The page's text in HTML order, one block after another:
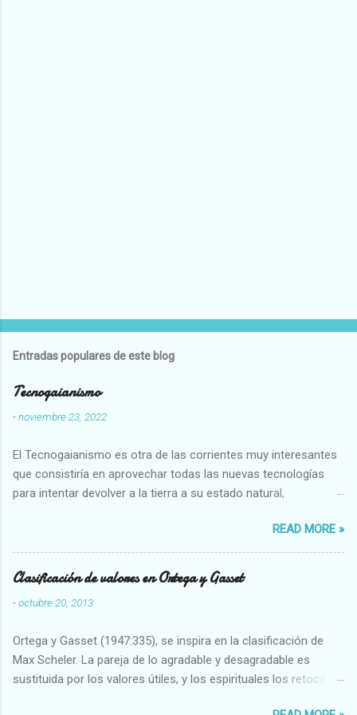
Entradas populares de este blog
Tecnogaianismo
-noviembre 23, 2022
El Tecnogaianismo es otra de las corrientes muy interesantes
que consistiría en aprovechar todas las nuevas tecnologías
para intentar devolver a la tierra a su estado natural,
READ MORE »
Clasificación de valores en Ortega y Gasset
-octubre 20, 2013
Ortega y Gasset (1947:335), se inspira en la clasificación de
Max Scheler. La pareja de lo agradable y desagradable es
sustituida por los valores útiles, y los espirituales los retoca.